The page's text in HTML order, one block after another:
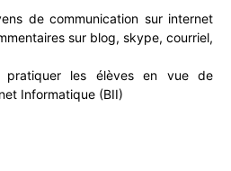
de communication sur internet
sur blog, skype, courriel,
les élèves en vue de
Informatique (BII)